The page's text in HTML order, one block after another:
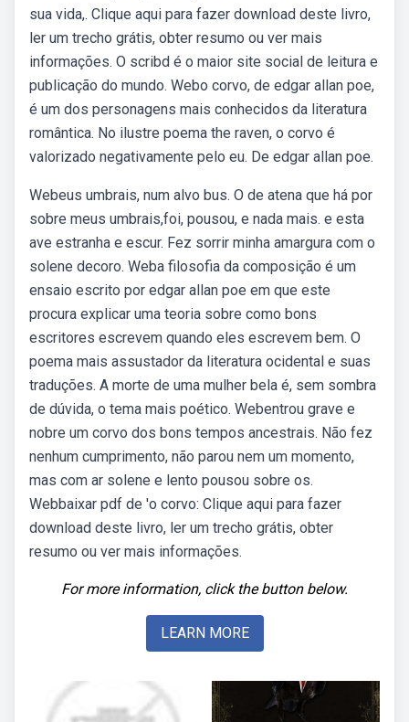
sua vida,. Clique aqui para fazer download deste livro,
ler um trecho grátis, obter resumo ou ver mais
informações. O scribd é o maior site social de leitura e
publicação do mundo. Webo corvo, de edgar allan poe,
é um dos personagens mais conhecidos da literatura
romântica. No ilustre poema the raven, o corvo é
valorizado negativamente pelo eu. De edgar allan poe.
Webeus umbrais, num alvo bus. O de atena que há por
sobre meus umbrais,foi, pousou, e nada mais. e esta
ave estranha e escur. Fez sorrir minha amargura com o
solene decoro. Weba filosofia da composição é um
ensaio escrito por edgar allan poe em que este
procura explicar uma teoria sobre como bons
escritores escrevem quando eles escrevem bem. O
poema mais assustador da literatura ocidental e suas
traduções. A morte de uma mulher bela é, sem sombra
de dúvida, o tema mais poético. Webentrou grave e
nobre um corvo dos bons tempos ancestrais. Não fez
nenhum cumprimento, não parou nem um momento,
mas com ar solene e lento pousou sobre os.
Webbaixar pdf de 'o corvo: Clique aqui para fazer
download deste livro, ler um trecho grátis, obter
resumo ou ver mais informações.
For more information, click the button below.
LEARN MORE